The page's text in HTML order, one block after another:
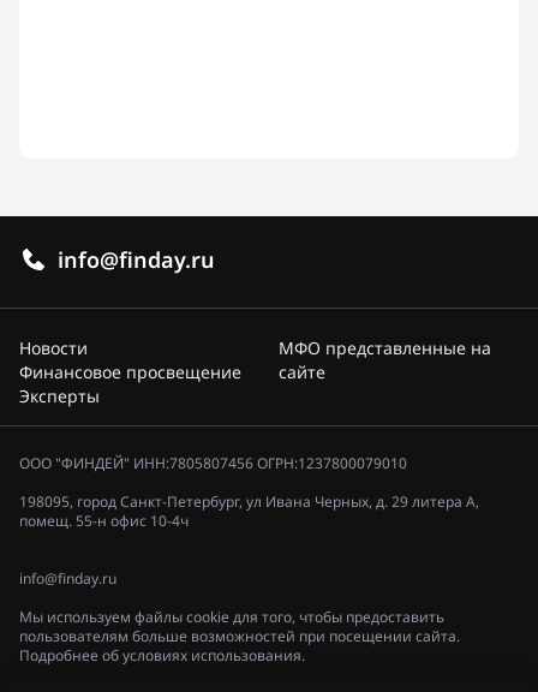
info@finday.ru
Новости
Финансовое просвещение
Эксперты
МФО представленные на
сайте
ООО "ФИНДЕЙ" ИНН:7805807456 ОГРН:1237800079010
198095, город Санкт-Петербург, ул Ивана Черных, д. 29 литера А,
помещ. 55-н офис 10-4ч
info@finday.ru
Мы используем файлы cookie для того, чтобы предоставить
пользователям больше возможностей при посещении сайта.
Подробнее об условиях использования.